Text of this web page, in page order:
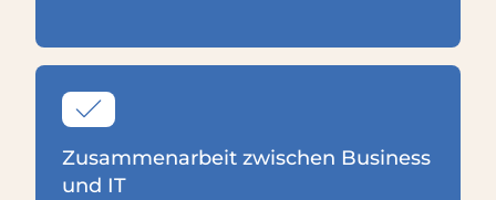
Zusammenarbeit zwischen Business
und IT